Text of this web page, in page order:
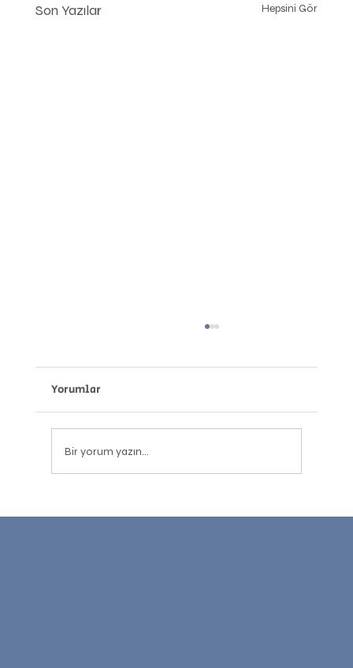
Son Yazılar Hepsini Gör
C2 İngilizce Seviyesi: CEFR'in Zirvesine
Yorumlar
Bir yorum yazın...